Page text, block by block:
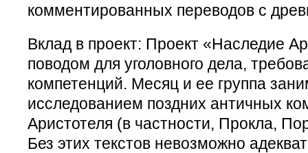
комментированных переводов с
Вклад в проект: Проект «Наследие
поводом для уголовного дела,
компетенций. Месяц и ее группа
исследованием поздних античных
Аристотеля (в частности, Прокла,
Без этих текстов невозможно